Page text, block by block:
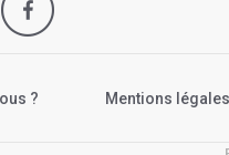
? Mentions légales